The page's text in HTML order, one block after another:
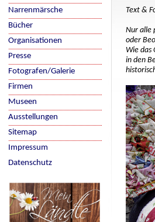
Text &
Nur alle
oder
Wie das
in den
Narrenmärsche
Bücher
Organisationen
Presse
Fotografen/Galerie
Firmen
Museen
Ausstellungen
Sitemap
Impressum
Datenschutz